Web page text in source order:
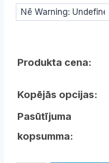
Produkta cena:
Kopējās opcijas:
Pasūtījuma
kopsumma: